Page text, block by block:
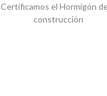
Certificamos el Hormigón
construcción